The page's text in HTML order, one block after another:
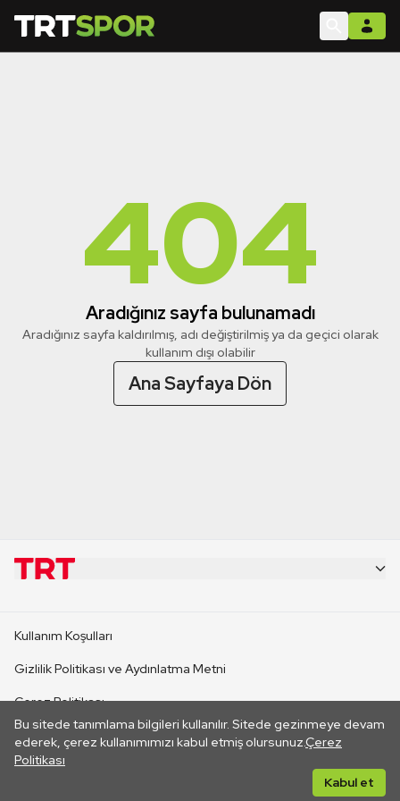
404
Aradığınız sayfa bulunamadı
Aradığınız sayfa kaldırılmış, adı değiştirilmiş ya da geçici olarak
kullanım dışı olabilir
Ana Sayfaya Dön
Bu sitede tanımlama bilgileri kullanılır. Sitede gezinmeye devam
ederek, çerez kullanımımızı kabul etmiş olursunuz.Çerez
Politikası
Kabul et
CANLI YAYINLAR
Kullanım Koşulları
Gizlilik Politikası ve Aydınlatma Metni
Çerez Politikası
İletişim
Her hakkı saklıdır. ©2026 TRT. Bağlantı yoluyla gidilen dış